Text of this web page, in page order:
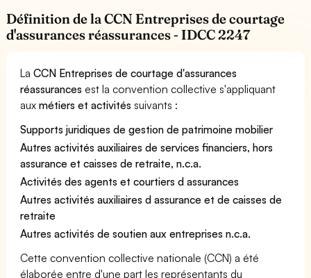
Définition de la CCN Entreprises de courtage
d'assurances réassurances - IDCC 2247
LaCCN Entreprises de courtage d'assurances
réassurances est la convention collective s'appliquant
auxmétiers et activités suivants :
Supports juridiques de gestion de patrimoine mobilier
Autres activités auxiliaires de services financiers, hors
assurance et caisses de retraite, n.c.a.
Activités des agents et courtiers d assurances
Autres activités auxiliaires d assurance et de caisses de
retraite
Autres activités de soutien aux entreprises n.c.a.
Cette convention collective nationale (CCN) a été
élaborée entre d'une part les représentants du